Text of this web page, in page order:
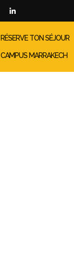
RÉSERVE TON SÉJOUR
CAMPUS MARRAKECH